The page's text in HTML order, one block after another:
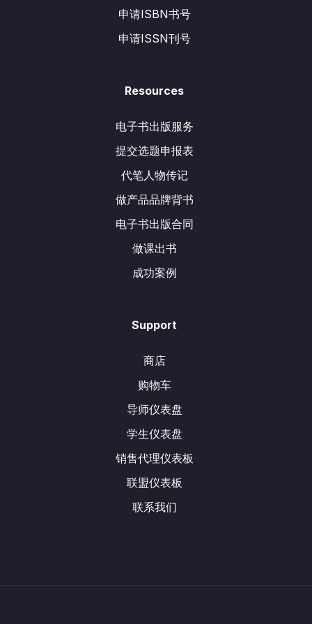
申请ISBN书号
申请ISSN刊号
Resources
电子书出版服务
提交选题申报表
代笔人物传记
做产品品牌背书
电子书出版合同
做课出书
成功案例
Support
商店
购物车
导师仪表盘
学生仪表盘
销售代理仪表板
联盟仪表板
联系我们